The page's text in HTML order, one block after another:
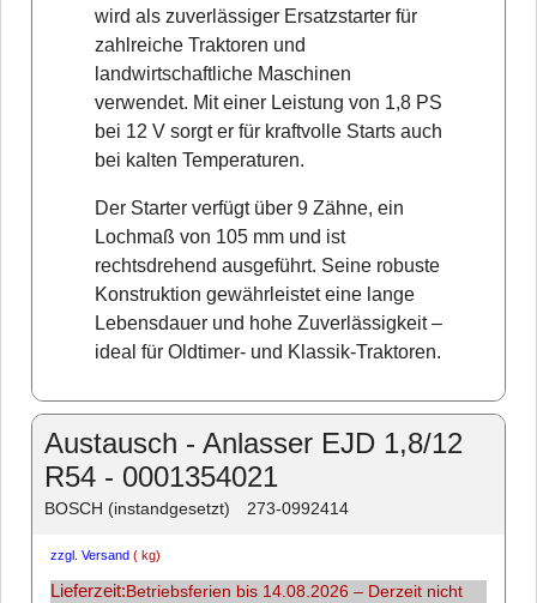
wird als zuverlässiger Ersatzstarter für
zahlreiche Traktoren und
landwirtschaftliche Maschinen
verwendet. Mit einer Leistung von 1,8 PS
bei 12 V sorgt er für kraftvolle Starts auch
bei kalten Temperaturen.
Der Starter verfügt über 9 Zähne, ein
Lochmaß von 105 mm und ist
rechtsdrehend ausgeführt. Seine robuste
Konstruktion gewährleistet eine lange
Lebensdauer und hohe Zuverlässigkeit –
ideal für Oldtimer- und Klassik-Traktoren.
Austausch - Anlasser EJD 1,8/12
R54 - 0001354021
BOSCH (instandgesetzt) 273-0992414
zzgl. Versand kg
Lieferzeit: Betriebsferien bis 14.08.2026 – Derzeit nicht